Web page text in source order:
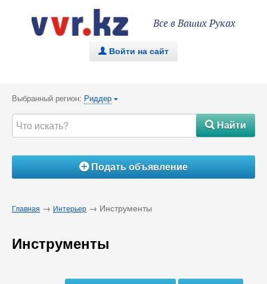
Все в Ваших Руках
. Войти на сайт
Выбранный регион: Риддер {
#Найти
ÁПодать объявление
Главная → Интерьер → Инструменты
Инструменты